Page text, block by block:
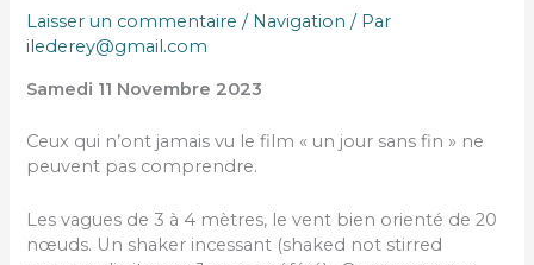
Laisser un commentaire / Navigation / Par
ilederey@gmail.com
Samedi 11 Novembre 2023
Ceux qui n’ont jamais vu le film « un jour sans fin » ne
peuvent pas comprendre.
Les vagues de 3 à 4 mètres, le vent bien orienté de 20
nœuds. Un shaker incessant (shaked not stirred